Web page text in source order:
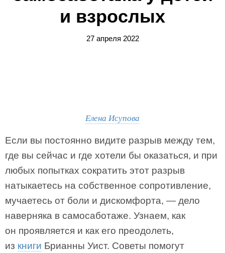
и взрослых
27 апреля 2022
Елена Исупова
Если вы постоянно видите разрыв между тем,
где вы сейчас и где хотели бы оказаться, и при
любых попытках сократить этот разрыв
натыкаетесь на собственное сопротивление,
мучаетесь от боли и дискомфорта, — дело
наверняка в самосаботаже. Узнаем, как
он проявляется и как его преодолеть,
из книги Брианны Уист. Советы помогут